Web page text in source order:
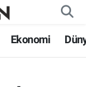
Ekonomi